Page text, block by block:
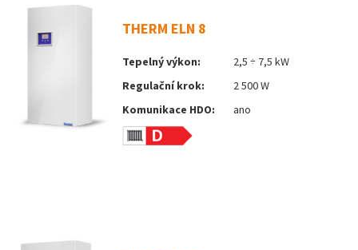
THERM ELN 8
Tepelný výkon:
2,5 ÷ 7,5 kW
Regulační krok:
2 500 W
Komunikace HDO:
ano